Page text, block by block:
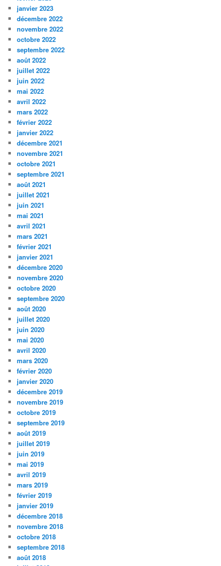
janvier 2023
décembre 2022
novembre 2022
octobre 2022
septembre 2022
août 2022
juillet 2022
juin 2022
mai 2022
avril 2022
mars 2022
février 2022
janvier 2022
décembre 2021
novembre 2021
octobre 2021
septembre 2021
août 2021
juillet 2021
juin 2021
mai 2021
avril 2021
mars 2021
février 2021
janvier 2021
décembre 2020
novembre 2020
octobre 2020
septembre 2020
août 2020
juillet 2020
juin 2020
mai 2020
avril 2020
mars 2020
février 2020
janvier 2020
décembre 2019
novembre 2019
octobre 2019
septembre 2019
août 2019
juillet 2019
juin 2019
mai 2019
avril 2019
mars 2019
février 2019
janvier 2019
décembre 2018
novembre 2018
octobre 2018
septembre 2018
août 2018